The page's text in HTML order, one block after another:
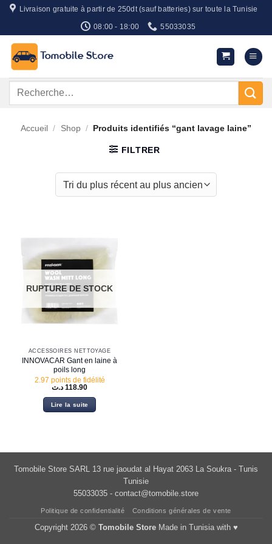
Passer
contenu
Livraison gratuite à partir de 250dt (sauf batteries) sur toute la Tunisie
08:00 - 18:00 55033035
Recherche
Accueil / Shop / Produits identifiés “gant lavage laine”
FILTRER
RUPTURE DE STOCK
ACCESSOIRES NETTOYAGE
INNOVACAR Gant en laine à
poils long
2.97 points de fidélité
118.90 د.ت
Lire la suite
Tomobile Store SARL 13 rue jaoudat al Hayat 2063 La Soukra - Tunis
Tunisie
55033035 - contact@tomobile.store
Politique de confidentialité Conditions générales de vente
Copyright 2026 © Tomobile StoreMade in Tunisia with ♥